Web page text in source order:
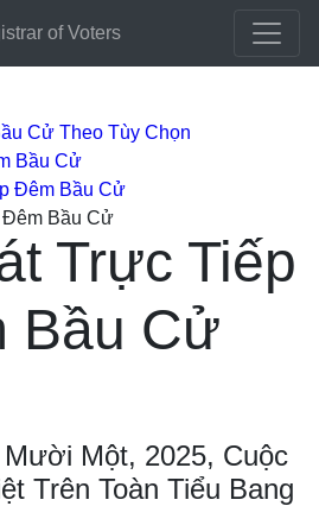
of Voters
Cử Theo Tùy Chọn
Bầu Cử
Đêm Bầu Cử
Đêm Bầu Cử
Trực Tiếp
Bầu Cử
Một, 2025, Cuộc
Trên Toàn Tiểu Bang